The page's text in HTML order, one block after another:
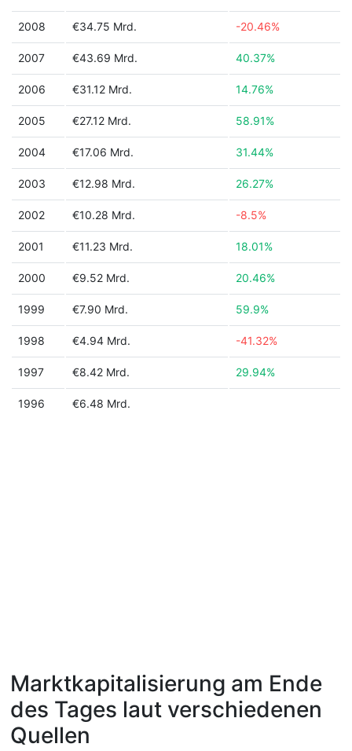
2008 €34.75 Mrd. -20.46%
2007 €43.69 Mrd. 40.37%
2006 €31.12 Mrd. 14.76%
2005 €27.12 Mrd. 58.91%
2004 €17.06 Mrd. 31.44%
2003 €12.98 Mrd. 26.27%
2002 €10.28 Mrd. -8.5%
2001 €11.23 Mrd. 18.01%
2000 €9.52 Mrd. 20.46%
1999 €7.90 Mrd. 59.9%
1998 €4.94 Mrd. -41.32%
1997 €8.42 Mrd. 29.94%
1996 €6.48 Mrd.
Marktkapitalisierung am Ende
des Tages laut verschiedenen
Quellen